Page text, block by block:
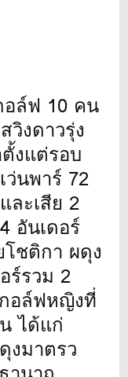
ล์ฟ 10 คน
งดาวรุ่ง
งแต่รอบ
นพาร์ 72
ละเสีย 2
อันเดอร์
โชติกา ผดุง
ร์รวม 2
อล์ฟหญิงที่
ได้แก่
งมาตรว